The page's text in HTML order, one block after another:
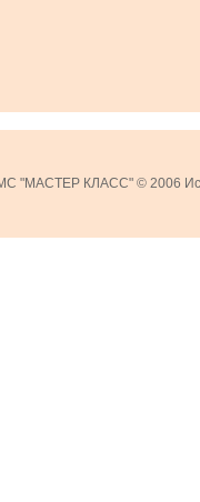
"МАСТЕР КЛАСС" © 2006